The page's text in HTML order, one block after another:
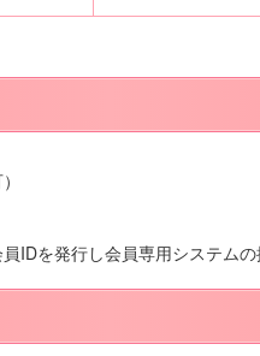
IDを発行し会員専用システムの